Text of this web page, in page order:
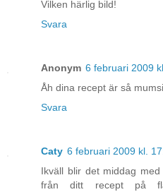
Vilken härlig bild!
Svara
Anonym 6 februari 2009
Åh dina recept är så
Svara
Caty 6 februari 2009 kl.
Ikväll blir det middag
från ditt recept på